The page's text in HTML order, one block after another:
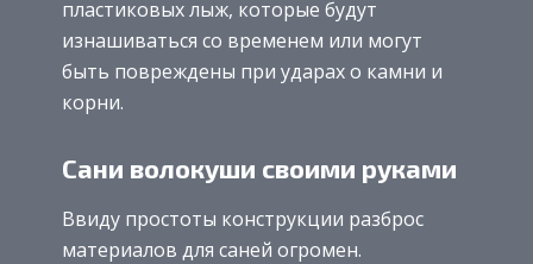
пластиковых лыж, которые будут
изнашиваться со временем или могут
быть повреждены при ударах о камни и
корни.
Сани волокуши своими руками
Ввиду простоты конструкции разброс
материалов для саней огромен.